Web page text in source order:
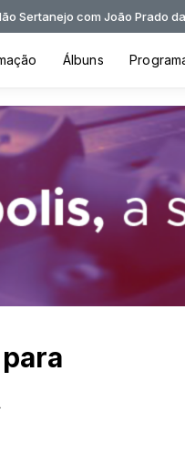
com João Prado das 12:30 às
Álbuns